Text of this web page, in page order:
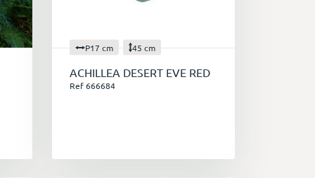
. Elles s'adaptent à une large gamme
pour tous les jardins. De plus, elles
et d'une division occasionnelle
P17 cm 45 cm
ACHILLEA DESERT EVE RED
Ref 666684